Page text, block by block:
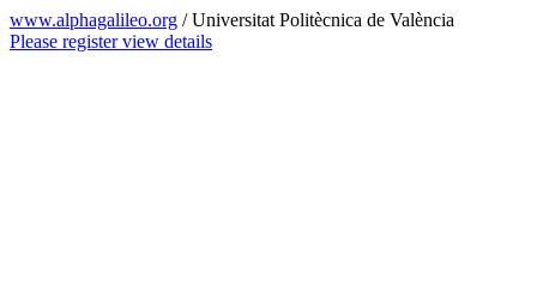
www.alphagalileo.org / Universitat Politècnica de València
Please register view details